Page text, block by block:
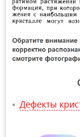
Дефекты